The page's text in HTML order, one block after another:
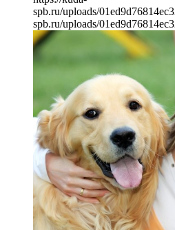
spb.ru/uploads/
spb.ru/uploads/